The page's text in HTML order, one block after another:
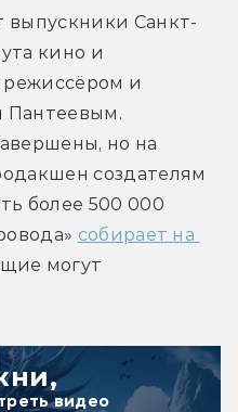
выпускники Санкт-
кино и
режиссёром и
Пантеевым.
но на
создателям
более 500 000
собирает на
могут
видео